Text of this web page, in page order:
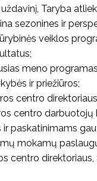
Taryba
sezonines ir
veiklos
meno
ir priežiūros;
centro
centro darbuotojų
paskatinimams
mokamų
centro direktoriaus,